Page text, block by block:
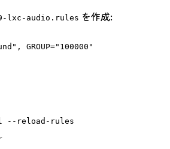
lxc-audio.rules を作成:
GROUP="100000"
--reload-rules